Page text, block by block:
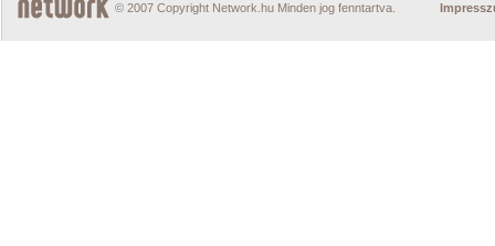
© 2007 Copyright Network.hu Minden jog fenntartva.